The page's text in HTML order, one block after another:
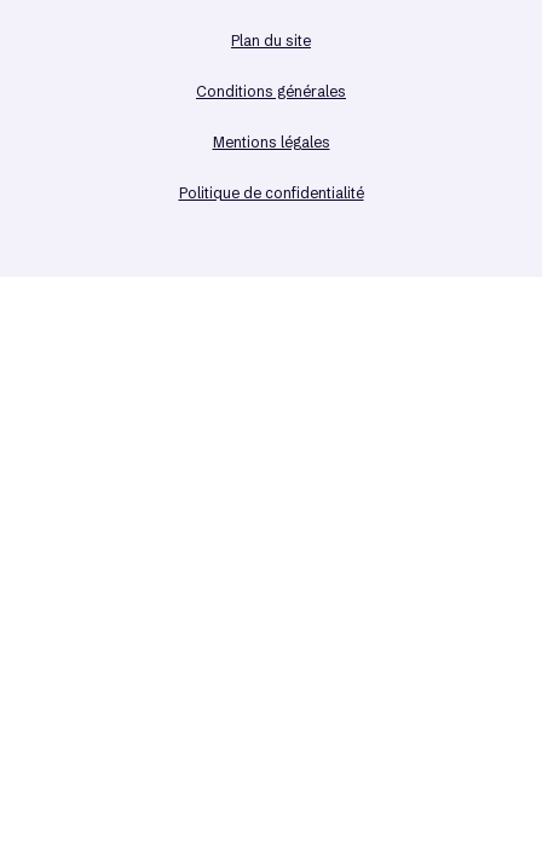
Plan du site
Conditions générales
Mentions légales
Politique de confidentialité